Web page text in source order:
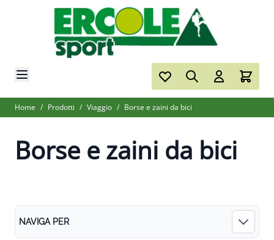
Salta al contenuto
Home / Prodotti / Viaggio / Borse e zaini da bici
Borse e zaini da bici
NAVIGA PER